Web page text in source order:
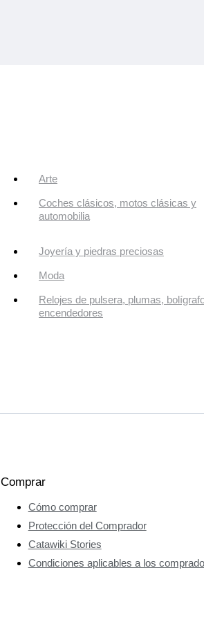
Arte
Coches clásicos, motos clásicas y
automobilia
Joyería y piedras preciosas
Moda
Relojes de pulsera, plumas,
encendedores
Comprar
Cómo comprar
Protección del Comprador
Catawiki Stories
Condiciones aplicables a los